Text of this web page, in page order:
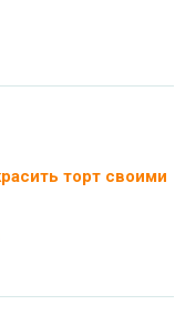
торт своими